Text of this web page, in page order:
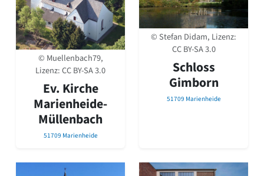
David Chipperfield
Harald Deilmann
Gottfried Böhm
Schneider von Esleben
Peter Behrens
Auszeichnung vorbildlicher Bauten NRW 2020
Big Beautiful Buildings (Großbauten der Nachkriegszeit)
Epochen
Gesamtübersicht...
Gegenwart
© Muellenbach79,
Lizenz:CC BY-SA 3.0
Ev. Kirche
Marienheide-
Müllenbach
51709 Marienheide
© Stefan Didam, Lizenz:
CC BY-SA 3.0
Schloss
Gimborn
51709 Marienheide